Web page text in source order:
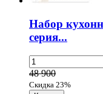
Набор
серия...
48 900
Скидка 23%